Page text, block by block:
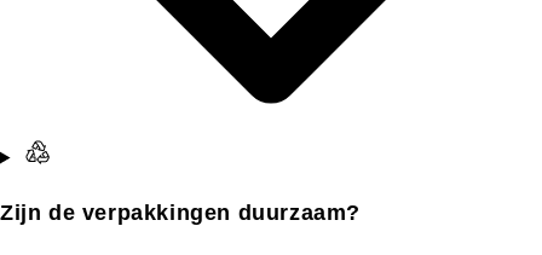
Zijn de verpakkingen duurzaam?